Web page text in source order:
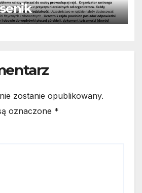
zostanie opublikowany.
oznaczone *